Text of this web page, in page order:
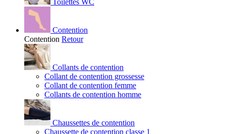
Toilettes WC
Contention
Contention Retour
Collants de contention
Collant de contention grossesse
Collant de contention femme
Collants de contention homme
Chaussettes de contention
Chaussette de contention classe 1